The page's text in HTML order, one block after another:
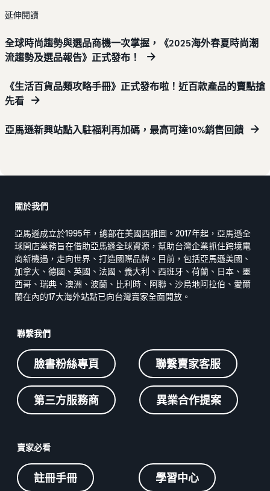
延伸閱讀
全球時尚趨勢與選品商機一次掌握，《2025海外春夏時尚潮
流趨勢及選品報告》正式發布！
《生活百貨品類攻略手冊》正式發布啦！近百款產品的賣點搶
先看
亞馬遜新興站點入駐福利再加碼，最高可達10%銷售回饋
關於我們
亞馬遜成立於1995年，總部在美國西雅圖。2017年起，亞馬遜全
球開店業務旨在借助亞馬遜全球資源，幫助台灣企業抓住跨境電
商新機遇，走向世界、打造國際品牌。目前，包括亞馬遜美國、
加拿大、德國、英國、法國、義大利、西班牙、荷蘭、日本、墨
西哥、瑞典、澳洲、波蘭、比利時、阿聯、沙烏地阿拉伯、愛爾
蘭在內的17大海外站點已向台灣賣家全面開放。
聯繫我們
臉書粉絲專頁 聯繫賣家客服
第三方服務商 異業合作提案
賣家必看
註冊手冊 學習中心